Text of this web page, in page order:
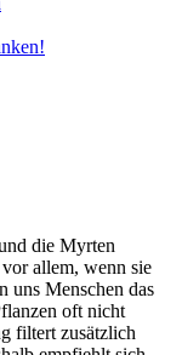
die Myrten
allem, wenn sie
uns Menschen das
oft nicht
filtert zusätzlich